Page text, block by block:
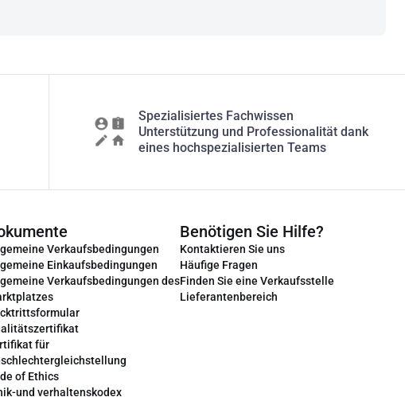
Spezialisiertes Fachwissen
Unterstützung und Professionalität dank
eines hochspezialisierten Teams
Verkaufsbedingungen
Einkaufsbedingungen
Verkaufsbedingungen des
für
of Ethics
und verhaltenskodex
Benötigen Sie Hilfe?
Kontaktieren Sie uns
Häufige Fragen
Finden Sie eine Verkaufsstelle
Lieferantenbereich